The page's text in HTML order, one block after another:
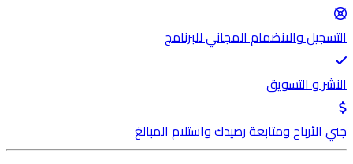
التسجيل والانضمام المجاني للبرنامج
النشر و التسويق
جني الأرباح ومتابعة رصيدك واستلام المبالغ